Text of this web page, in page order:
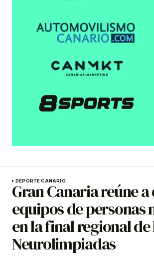
DEPORTE CANARIO
Gran Canaria reúne
equipos de personas
en la final regional de
Neurolimpiadas